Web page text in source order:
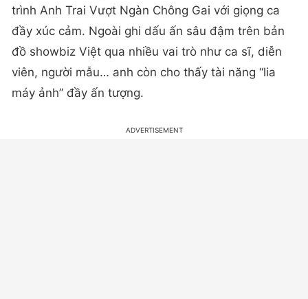
trình Anh Trai Vượt Ngàn Chông Gai với giọng ca
đầy xúc cảm. Ngoài ghi dấu ấn sâu đậm trên bản
đồ showbiz Việt qua nhiều vai trò như ca sĩ, diễn
viên, người mẫu… anh còn cho thấy tài năng “lia
máy ảnh” đầy ấn tượng.